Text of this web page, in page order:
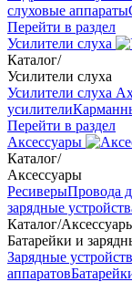
слуховые аппараты
Перейти в раздел
Усилители слуха
Каталог/
Усилители слуха
Усилители слуха
усилители
Перейти в раздел
Аксессуары
Каталог/
Аксессуары
РесиверыПровода
зарядные
Каталог/
Батарейки и
Зарядные
аппаратов